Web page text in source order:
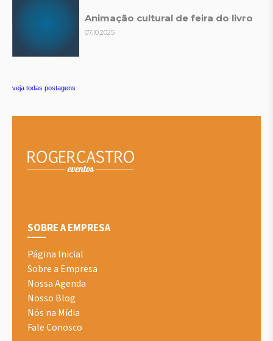
Animação cultural de feira do livro
07.10.2025
veja todas postagens
SOBRE A EMPRESA
Página Inicial
Sobre a Empresa
Nossa Agenda
Nosso Blog
Nós na Mídia
Fale Conosco